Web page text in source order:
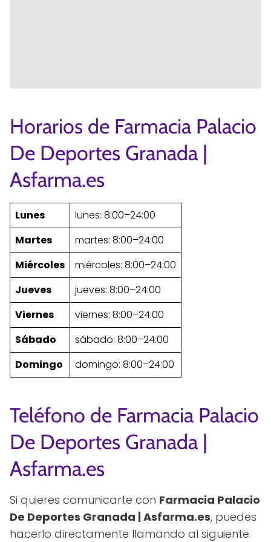
Horarios de Farmacia Palacio
De Deportes Granada |
Asfarma.es
Lunes
lunes: 8:00–24:00
Martes
martes: 8:00–24:00
Miércoles
miércoles: 8:00–24:00
Jueves
jueves: 8:00–24:00
Viernes
viernes: 8:00–24:00
Sábado
sábado: 8:00–24:00
Domingo
domingo: 8:00–24:00
Teléfono de Farmacia Palacio
De Deportes Granada |
Asfarma.es
Si quieres comunicarte con Farmacia Palacio
De Deportes Granada | Asfarma.es, puedes
hacerlo directamente llamando al siguiente